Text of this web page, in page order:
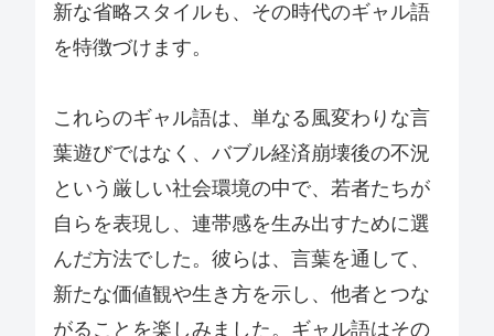
新な省略スタイルも、その時代のギャル語
を特徴づけます。
これらのギャル語は、単なる風変わりな言
葉遊びではなく、バブル経済崩壊後の不況
という厳しい社会環境の中で、若者たちが
自らを表現し、連帯感を生み出すために選
んだ方法でした。彼らは、言葉を通して、
新たな価値観や生き方を示し、他者とつな
がることを楽しみました。ギャル語はその